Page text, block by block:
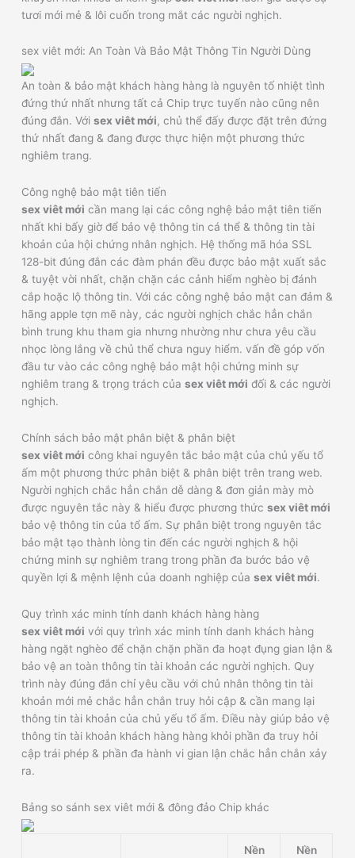
tươi mới mẻ & lôi cuốn trong mắt các người nghịch.
sex viêt mới: An Toàn Và Bảo Mật Thông Tin Người Dùng
An toàn & bảo mật khách hàng hàng là nguyên tố nhiệt tình
đứng thứ nhất nhưng tất cả Chip trực tuyến nào cũng nên
đúng đắn. Vớisex viêt mới, chủ thể đấy được đặt trên đứng
thứ nhất đang & đang được thực hiện một phương thức
nghiêm trang.
Công nghệ bảo mật tiên tiến
sex viêt mới cần mang lại các công nghệ bảo mật tiên tiến
nhất khi bấy giờ để bảo vệ thông tin cá thể & thông tin tài
khoản của hội chứng nhân nghịch. Hệ thống mã hóa SSL
128-bit đúng đắn các đàm phán đều được bảo mật xuất sắc
& tuyệt vời nhất, chặn chặn các cảnh hiểm nghèo bị đánh
cắp hoặc lộ thông tin. Với các công nghệ bảo mật can đảm &
hãng apple tợn mẽ này, các người nghịch chắc hẳn chắn
bình trung khu tham gia nhưng nhường như chưa yêu cầu
nhọc lòng lắng về chủ thể chưa nguy hiểm. vấn đề góp vốn
đầu tư vào các công nghệ bảo mật hội chứng minh sự
nghiêm trang & trọng trách củasex viêt mới đối & các người
nghịch.
Chính sách bảo mật phân biệt & phân biệt
sex viêt mới công khai nguyên tắc bảo mật của chủ yếu tổ
ấm một phương thức phân biệt & phân biệt trên trang web.
Người nghịch chắc hẳn chắn dễ dàng & đơn giản mày mò
được nguyên tắc này & hiểu được phương thứcsex viêt mới
bảo vệ thông tin của tổ ấm. Sự phân biệt trong nguyên tắc
bảo mật tạo thành lòng tin đến các người nghịch & hội
chứng minh sự nghiêm trang trong phần đa bước bảo vệ
quyền lợi & mệnh lệnh của doanh nghiệp củasex viêt mới.
Quy trình xác minh tính danh khách hàng hàng
sex viêt mới với quy trình xác minh tính danh khách hàng
hàng ngặt nghèo để chặn chặn phần đa hoạt đụng gian lận &
bảo vệ an toàn thông tin tài khoản các người nghịch. Quy
trình này đúng đắn chỉ yêu cầu với chủ nhân thông tin tài
khoản mới mẻ chắc hẳn chắn truy hỏi cập & cần mang lại
thông tin tài khoản của chủ yếu tổ ấm. Điều này giúp bảo vệ
thông tin tài khoản khách hàng hàng khỏi phần đa truy hỏi
cập trái phép & phần đa hành vi gian lận chắc hẳn chắn xảy
ra.
Bảng so sánh sex viêt mới & đông đảo Chip khác
Nền
Nền